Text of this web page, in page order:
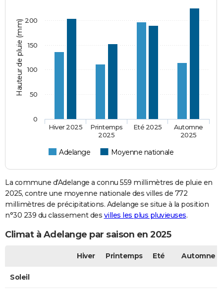
Hauteur de pluie (mm)
Adelange Moyenne nationale
Hiver 2025
Printemps
2025
Eté 2025
Automne
2025
0
50
100
150
200
La commune d'Adelange a connu 559 millimètres de pluie en
2025, contre une moyenne nationale des villes de 772
millimètres de précipitations. Adelange se situe à la position
n°30 239 du classement des villes les plus pluvieuses.
Climat à Adelange par saison en 2025
Hiver Printemps Eté Automne
Soleil